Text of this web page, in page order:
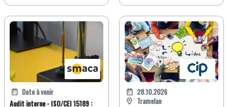
Date à venir
Audit interne - ISO/CEI 15189 :
28.10.2026
Tramelan